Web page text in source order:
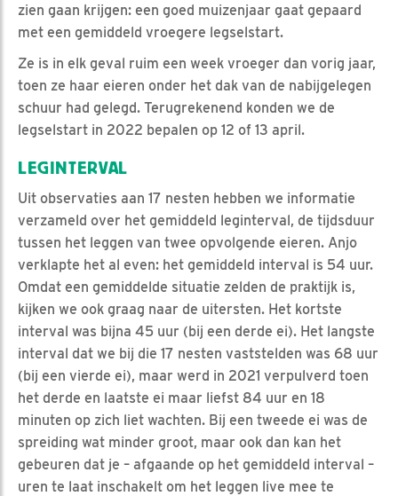
zien gaan krijgen: een goed muizenjaar gaat gepaard
met een gemiddeld vroegere legselstart.
Ze is in elk geval ruim een week vroeger dan vorig jaar,
toen ze haar eieren onder het dak van de nabijgelegen
schuur had gelegd. Terugrekenend konden we de
legselstart in 2022 bepalen op 12 of 13 april.
LEGINTERVAL
Uit observaties aan 17 nesten hebben we informatie
verzameld over het gemiddeld leginterval, de tijdsduur
tussen het leggen van twee opvolgende eieren. Anjo
verklapte het al even: het gemiddeld interval is 54 uur.
Omdat een gemiddelde situatie zelden de praktijk is,
kijken we ook graag naar de uitersten. Het kortste
interval was bijna 45 uur (bij een derde ei). Het langste
interval dat we bij die 17 nesten vaststelden was 68 uur
(bij een vierde ei), maar werd in 2021 verpulverd toen
het derde en laatste ei maar liefst 84 uur en 18
minuten op zich liet wachten. Bij een tweede ei was de
spreiding wat minder groot, maar ook dan kan het
gebeuren dat je – afgaande op het gemiddeld interval –
uren te laat inschakelt om het leggen live mee te